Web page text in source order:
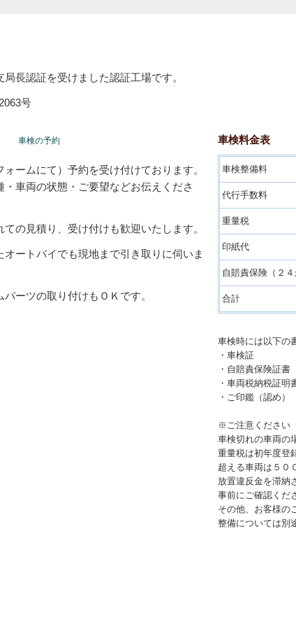
長認証を受けました認証工場です。
号
車検料金表
車検整備料
代行手数料
重量税
印紙代
自賠責保険（２４
合計
車検時には以下の
・車検証
・自賠責保険証書
・車両税納税証明
・ご印鑑（認め）
※ご注意ください
車検切れの車両の
重量税は初年度登
超える車両は５０
放置違反金を滞納
事前にご確認くだ
その他、お客様の
整備については別
車検の予約
ームにて）予約を受け付けております。
車両の状態・ご要望などお伝えくださ
の見積り、受け付けも歓迎いたします。
ートバイでも現地まで引き取りに伺いま
ーツの取り付けもＯＫです。